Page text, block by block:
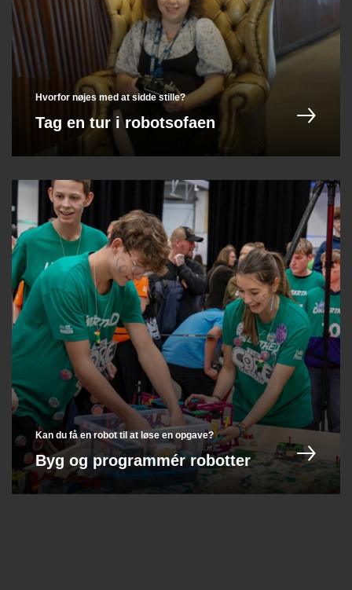
Hvorfor nøjes med at sidde stille?
Tag en tur i robotsofaen
Kan du få en robot til at løse en opgave?
Byg og programmér robotter